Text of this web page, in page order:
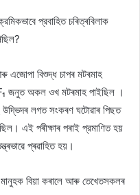
প্রবাহিত চৰিত্ৰবিলাক
এজোপা বিশুদ্ধ চাপৰ মটৰমাহ
জনুত অকল ওখ মটৰমাহ পাইছিল ।
লগত সংকৰণ ঘটোৱাৰ পিছত
এই পৰীক্ষাৰ পৰাই প্রমাণিত হয়
প্ৰৱাহিত হয়।
বিয়া কৰালে আৰু তেখেতসকলৰ